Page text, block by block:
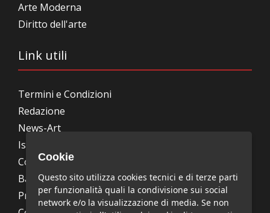
Arte Moderna
Diritto dell'arte
Link utili
Termini e Condizioni
Redazione
News-Art
Iscrizione alla newsletter
Collabora con noi
Bandi, concorsi, premi
Privacy Policy
Cookie
Questo sito utilizza cookies tecnici e di terze parti
per funzionalità quali la condivisione sui social
network e/o la visualizzazione di media. Se non